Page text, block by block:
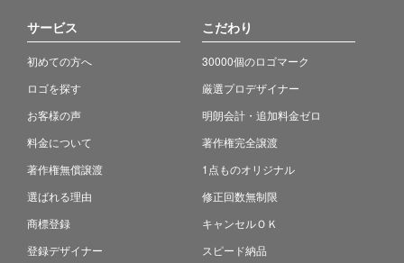
サービス
初めての方へ
ロゴを探す
お客様の声
料金について
著作権無償譲渡
選ばれる理由
商標登録
登録デザイナー
こだわり
30000個のロゴマーク
厳選プロデザイナー
明朗会計・追加料金ゼロ
著作権完全譲渡
1点ものオリジナル
修正回数無制限
キャンセルＯＫ
スピード納品